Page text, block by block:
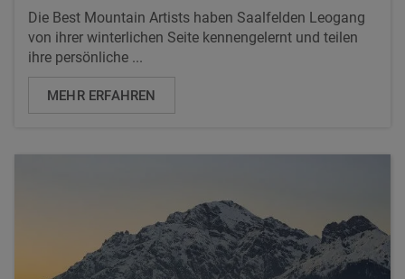
Die Best Mountain Artists haben Saalfelden Leogang
von ihrer winterlichen Seite kennengelernt und teilen
ihre persönliche ...
MEHR ERFAHREN